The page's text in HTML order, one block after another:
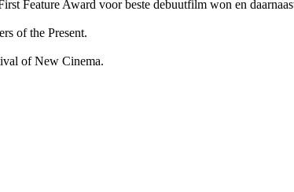
Feature Award voor beste debuutfilm won en
of the Present.
of New Cinema.